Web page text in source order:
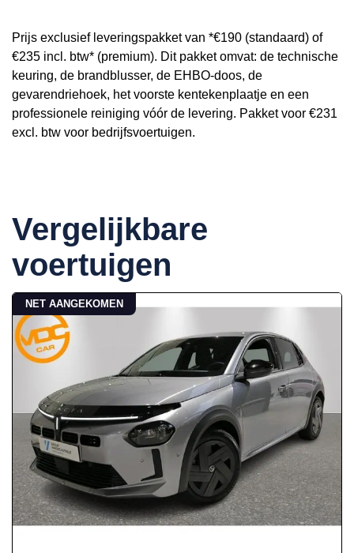
Prijs exclusief leveringspakket van *€190 (standaard) of
€235 incl. btw* (premium). Dit pakket omvat: de technische
keuring, de brandblusser, de EHBO-doos, de
gevarendriehoek, het voorste kentekenplaatje en een
professionele reiniging vóór de levering. Pakket voor €231
excl. btw voor bedrijfsvoertuigen.
Vergelijkbare
voertuigen
NET AANGEKOMEN